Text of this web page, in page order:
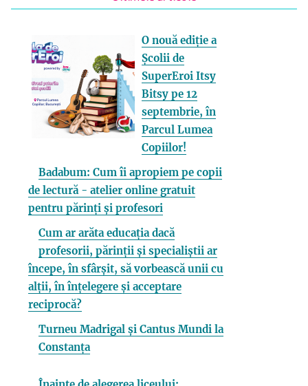
O nouă ediție a
Școlii de
SuperEroi Itsy
Bitsy pe 12
septembrie, în
Parcul Lumea
Copiilor!
Badabum: Cum îi apropiem pe copii
de lectură - atelier online gratuit
pentru părinți și profesori
Cum ar arăta educația dacă
profesorii, părinții și specialiștii ar
începe, în sfârșit, să vorbească unii cu
alții, în înțelegere și acceptare
reciprocă?
Turneu Madrigal și Cantus Mundi la
Constanța